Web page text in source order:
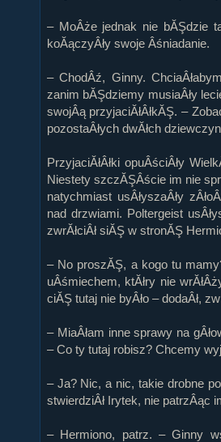
– MoÂże jednak nie bĂŞdzie
koĂączyÂły swoje Âśniadanie.
– ChodÂź, Ginny.
zanim bĂŞdziemy musiaÂły
swojÂą przyjaciĂłÂłkĂŞ. –
pozostaÂłych dwĂłch
PrzyjaciĂłÂłki opuÂściÂły
Niestety szczĂŞÂście im nie
natychmiast usÂłyszaÂły
nad drzwiami. Poltergeist
zwrĂłciÂł siĂŞ w stronĂŞ
– No proszĂŞ, a kogo tu
uÂśmiechem, ktĂłry nie
ciĂŞ tutaj nie byÂło – dodaÂł,
– MiaÂłam inne sprawy na
– Co ty tutaj robisz? Chcemy
– Ja? Nic, a nic, takie drobne
stwierdziÂł Irytek, nie patrzÂąc
– Hermiono, patrz. – Ginny